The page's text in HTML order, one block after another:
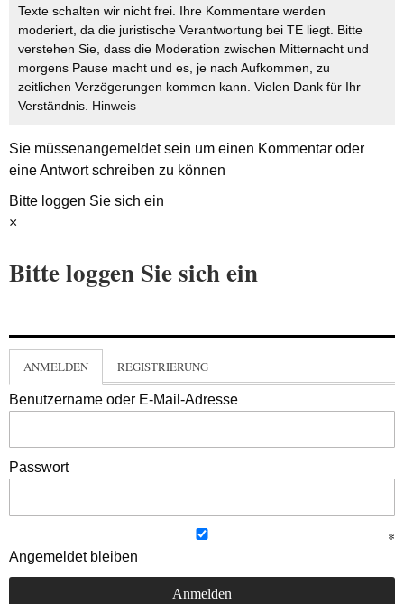
Texte schalten wir nicht frei. Ihre Kommentare werden
moderiert, da die juristische Verantwortung bei TE liegt. Bitte
verstehen Sie, dass die Moderation zwischen Mitternacht und
morgens Pause macht und es, je nach Aufkommen, zu
zeitlichen Verzögerungen kommen kann. Vielen Dank für Ihr
Verständnis. Hinweis
Sie müssenangemeldetsein um einen Kommentar oder
eine Antwort schreiben zu können
Bitte loggen Sie sich ein
×
Bitte loggen Sie sich ein
ANMELDEN REGISTRIERUNG
Benutzername oder E-Mail-Adresse
Passwort
Angemeldet bleiben